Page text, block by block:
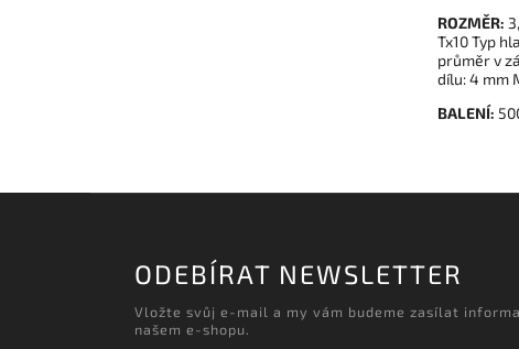
ROZMĚR:
Tx10 Typ
průměr v
dílu: 4 mm
BALENÍ:
ODEBÍRAT NEWSLETTER
Vložte svůj e-mail a my vám budeme zasílat
našem e-shopu.